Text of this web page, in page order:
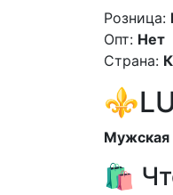
Розница:
Опт: Нет
Страна:
Мужская
🛍️